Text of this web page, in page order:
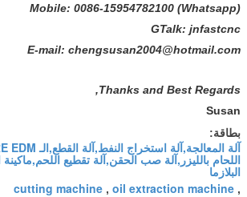
Mobile: 0086-15954782100 (Whatsapp)
GTalk: jnfastcnc
E-mail: chengsusan2004@hotmail.com
Thanks and Best Regards,
Susan
بطاقة:
اللحام بالليزر,آلة صب الحقن,آلة تقطيع اللحم,ماكينة
البلازما
,
oil extraction machine
,
cutting machine